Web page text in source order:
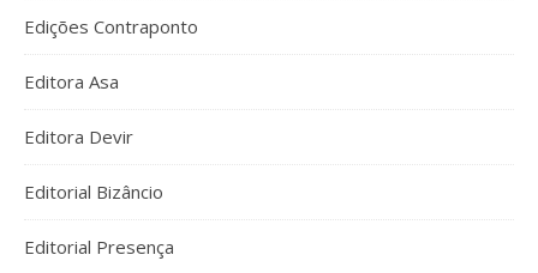
Edições Contraponto
Editora Asa
Editora Devir
Editorial Bizâncio
Editorial Presença